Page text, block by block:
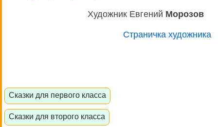
Художник Евгений Морозов
Страничка художника
Сказки для первого класса
Сказки для второго класса